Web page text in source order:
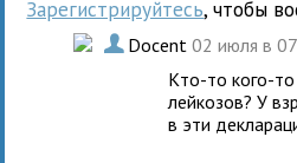
Зарегистрируйтесь, чтобы
. Docent02 июля в
Кто-то кого-то
лейкозов? У
в эти